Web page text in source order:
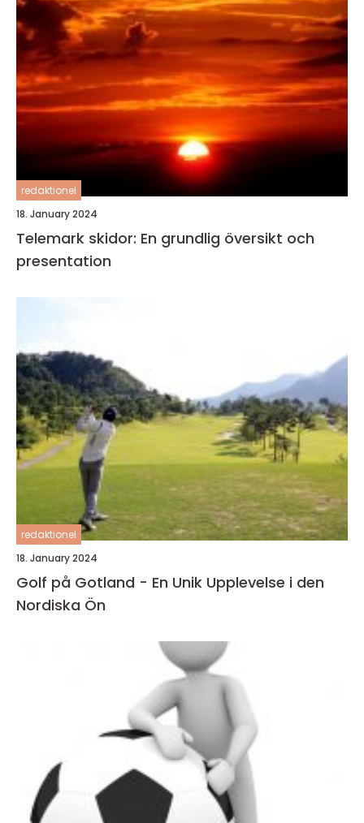
redaktionel
18. January 2024
Telemark skidor: En grundlig översikt och
presentation
redaktionel
18. January 2024
Golf på Gotland - En Unik Upplevelse i den
Nordiska Ön